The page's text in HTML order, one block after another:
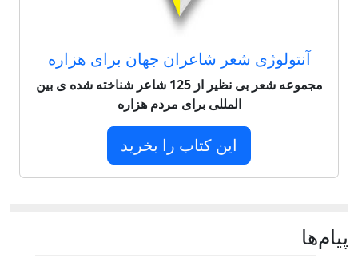
آنتولوژی شعر شاعران جهان برای هزاره
مجموعه شعر بی نظیر از 125 شاعر شناخته شده ی بین
المللی برای مردم هزاره
این کتاب را بخرید
پيام‌ها